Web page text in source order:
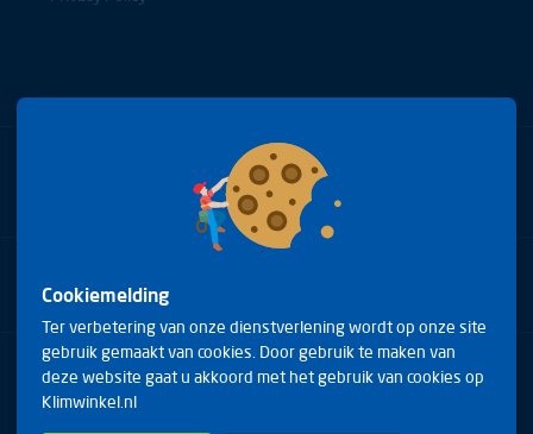
Bel met onze experts
+31(0)85 0653688
Arduinstraat 20
4827 HK Breda
Telefoon: +31(0)85 0653688
Cookiemelding
Ter verbetering van onze dienstverlening wordt op onze site
gebruik gemaakt van cookies. Door gebruik te maken van
deze website gaat u akkoord met het gebruik van cookies op
Klimwinkel.nl